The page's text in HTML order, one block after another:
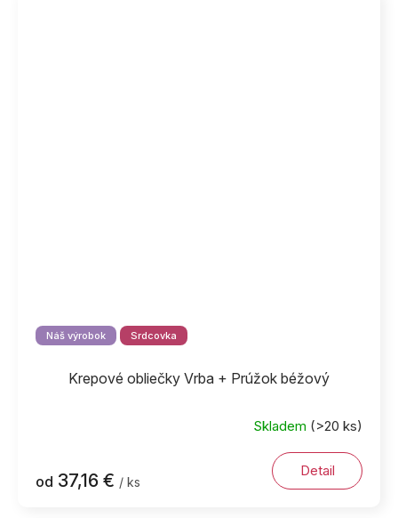
Náš výrobok Srdcovka
Krepové obliečky Vrba + Prúžok béžový
Skladem (>20 ks)
od 37,16 € / ks
Detail